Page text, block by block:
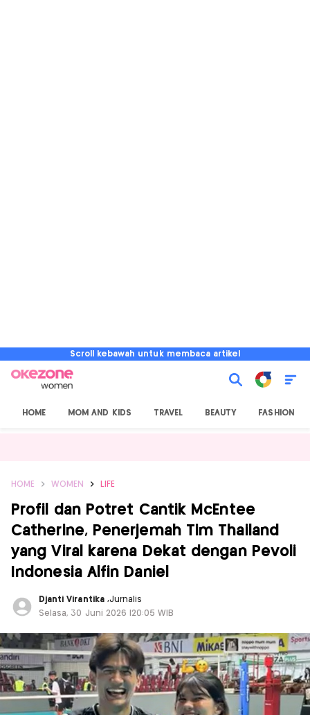
Scroll kebawah untuk membaca artikel
HOME MOM AND KIDS TRAVEL BEAUTY FASHION
HOME WOMEN LIFE
Profil dan Potret Cantik McEntee
Catherine, Penerjemah Tim Thailand
yang Viral karena Dekat dengan Pevoli
Indonesia Alfin Daniel
Djanti Virantika ,Jurnalis
Selasa, 30 Juni 2026 |20:05 WIB